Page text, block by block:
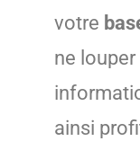
votre
ne
ainsi